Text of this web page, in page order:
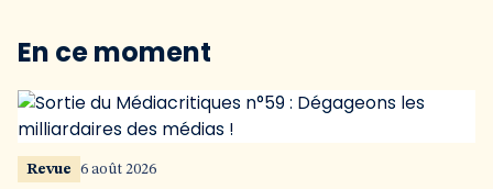
En ce moment
Revue 6 août 2026